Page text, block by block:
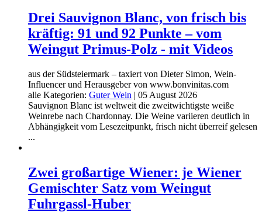
Drei Sauvignon Blanc, von frisch bis
kräftig: 91 und 92 Punkte – vom
Weingut Primus-Polz - mit Videos
aus der Südsteiermark – taxiert von Dieter Simon, Wein-
Influencer und Herausgeber von www.bonvinitas.com
alle Kategorien: Guter Wein | 05 August 2026
Sauvignon Blanc ist weltweit die zweitwichtigste weiße
Weinrebe nach Chardonnay. Die Weine variieren deutlich in
Abhängigkeit vom Lesezeitpunkt, frisch nicht überreif gelesen
...
Zwei großartige Wiener: je Wiener
Gemischter Satz vom Weingut
Fuhrgassl-Huber